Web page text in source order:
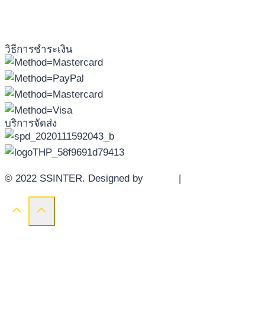
วิธีการชำระเงิน
บริการจัดส่ง
© 2022 SSINTER. Designed by